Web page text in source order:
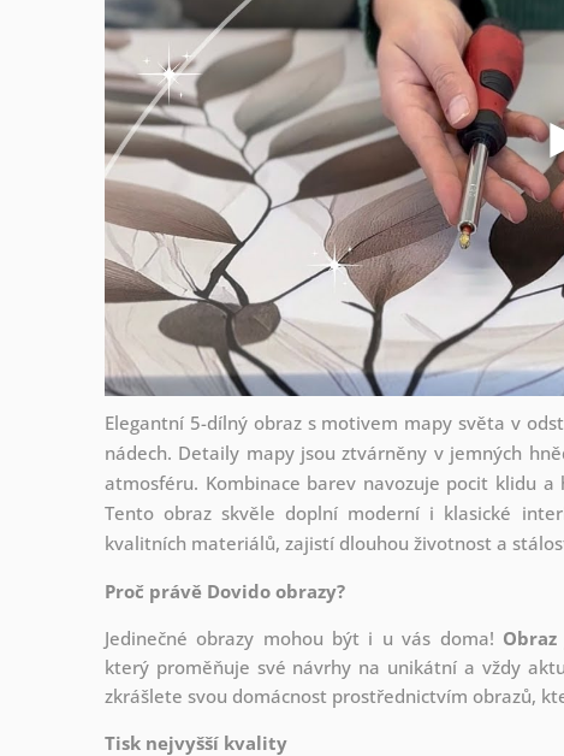
Elegantní 5-dílný obraz s motivem mapy světa v
nádech. Detaily mapy jsou ztvárněny v jemných
atmosféru. Kombinace barev navozuje pocit klidu
Tento obraz skvěle doplní moderní i klasické
kvalitních materiálů, zajistí dlouhou životnost a
Proč právě Dovido obrazy?
Jedinečné obrazy mohou být i u vás doma!
který proměňuje své návrhy na unikátní a vždy
zkrášlete svou domácnost prostřednictvím obrazů,
Tisk nejvyšší kvality